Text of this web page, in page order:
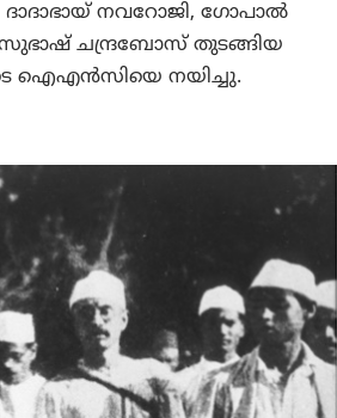
ദാദാഭായ് നവറോജി, ഗോപാൽ
ചന്ദ്രബോസ് തുടങ്ങിയ
ഐഎൻസിയെ നയിച്ചു.